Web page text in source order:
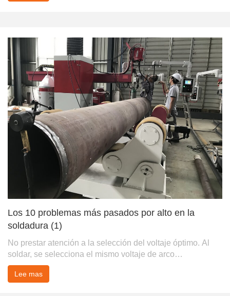
Los 10 problemas más pasados ​​por alto en la
soldadura (1)
No prestar atención a la selección del voltaje óptimo. Al
soldar, se selecciona el mismo voltaje de arco
independientemente de la base, el rellen...
Lee mas